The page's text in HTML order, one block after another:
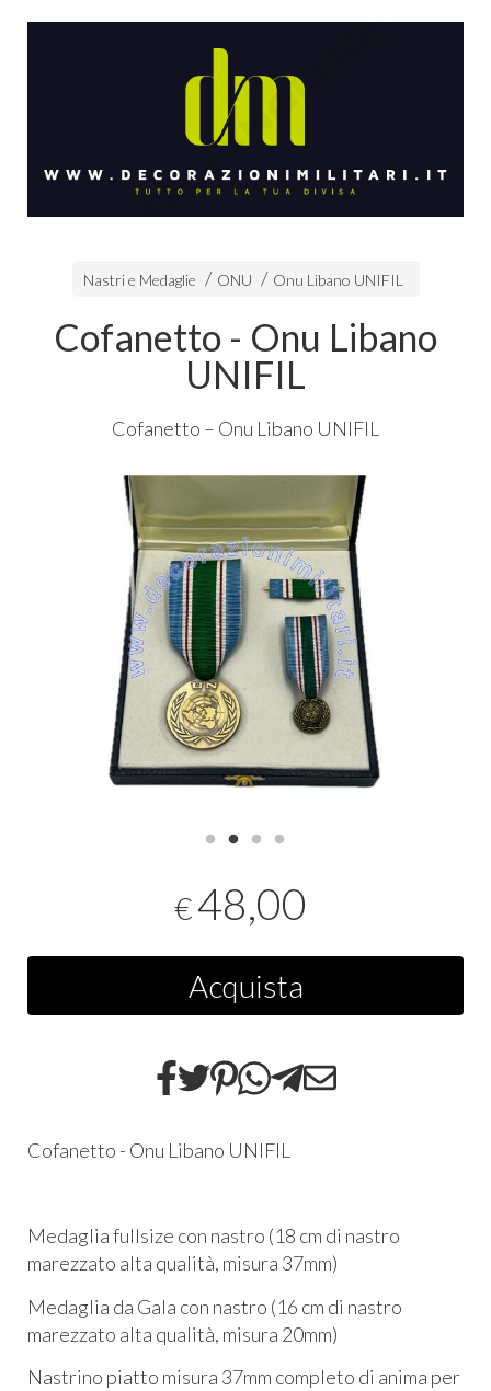
Nastri e Medaglie ONU Onu Libano UNIFIL
Cofanetto - Onu Libano
UNIFIL
Cofanetto – Onu Libano UNIFIL
€48,00
Acquista
Cofanetto - Onu Libano UNIFIL
Medaglia fullsize con nastro (18 cm di nastro
marezzato alta qualità, misura 37mm)
Medaglia da Gala con nastro (16 cm di nastro
marezzato alta qualità, misura 20mm)
Nastrino piatto misura 37mm completo di anima per